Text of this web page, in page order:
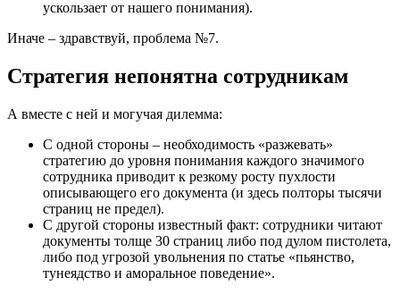
ускользает от нашего понимания).
Иначе – здравствуй, проблема №7.
Стратегия непонятна сотрудникам
А вместе с ней и могучая дилемма:
С одной стороны – необходимость «разжевать»
стратегию до уровня понимания каждого значимого
сотрудника приводит к резкому росту пухлости
описывающего его документа (и здесь полторы тысячи
страниц не предел).
С другой стороны известный факт: сотрудники читают
документы толще 30 страниц либо под дулом пистолета,
либо под угрозой увольнения по статье «пьянство,
тунеядство и аморальное поведение».